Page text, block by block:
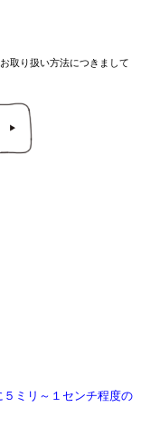
取り扱い方法につきまして
ミリ～１センチ程度の